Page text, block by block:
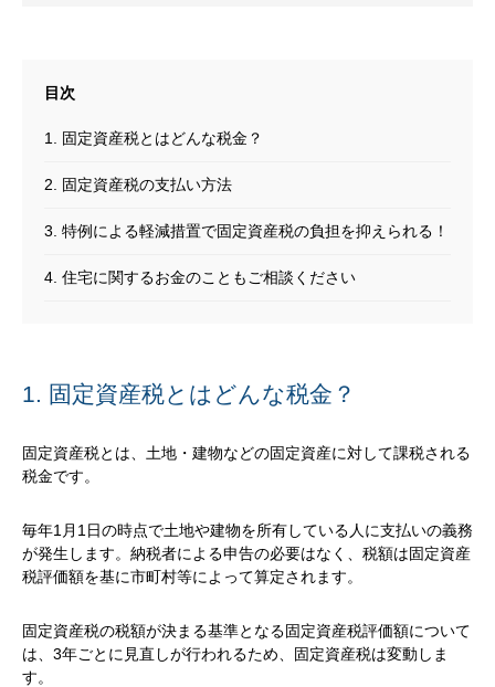
1. 固定資産税とはどんな税金？
2. 固定資産税の支払い方法
3. 特例による軽減措置で固定資産税の負担を抑えられる！
4. 住宅に関するお金のこともご相談ください
1. 固定資産税とはどんな税金？
固定資産税とは、土地・建物などの固定資産に対して課税される
税金です。
毎年1月1日の時点で土地や建物を所有している人に支払いの義務
が発生します。納税者による申告の必要はなく、税額は固定資産
税評価額を基に市町村等によって算定されます。
固定資産税の税額が決まる基準となる固定資産税評価額について
は、3年ごとに見直しが行われるため、固定資産税は変動しま
す。